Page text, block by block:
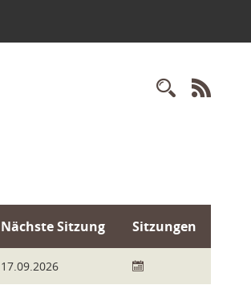
Nächste Sitzung Sitzungen
17.09.2026